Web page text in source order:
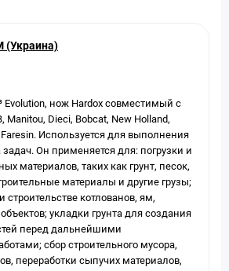
(Украина)
Evolution, нож Hardox совместимый с
Manitou, Dieci, Bobсat, New Holland,
Faresin. Используется для выполнения
задач. Он применяется для: погрузки и
материалов, таких как грунт, песок,
материалы и другие грузы;
строительстве котлованов, ям,
укладки грунта для создания
перед дальнейшими
сбор строительного мусора,
переработки сыпучих материалов,